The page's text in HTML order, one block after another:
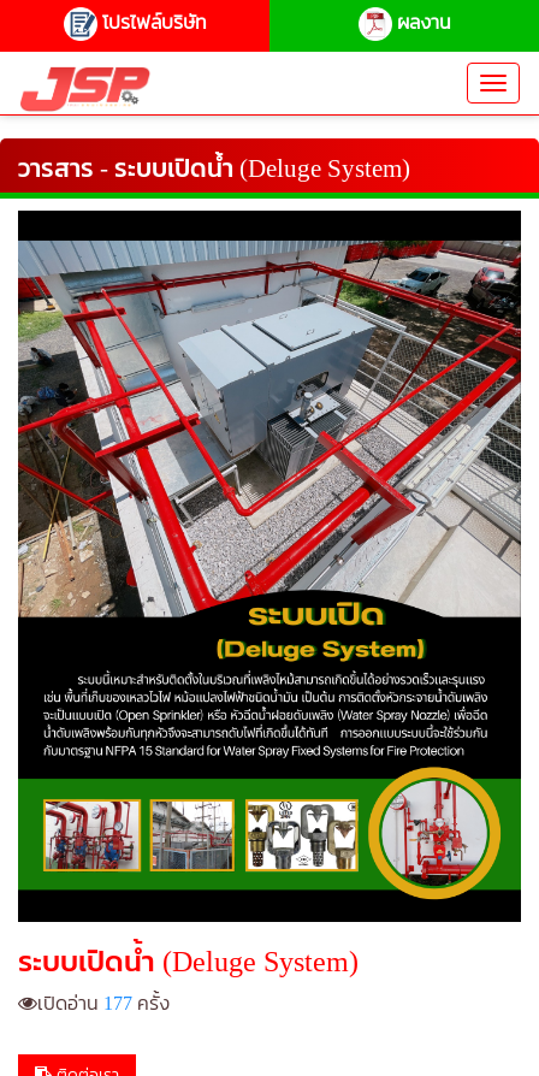
โปรไฟล์บริษัท ผลงาน
วารสาร - ระบบเปิดน้ำ (Deluge System)
ระบบเปิดน้ำ (Deluge System)
เปิดอ่าน 177 ครั้ง